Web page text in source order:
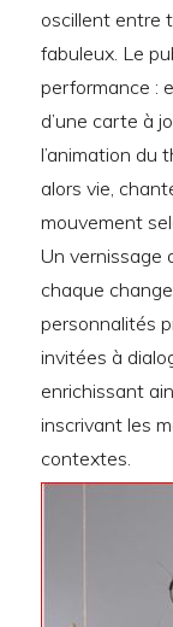
oscillent entre
fabuleux. Le
performance :
d’une carte à
l’animation du
alors vie,
mouvement
Un vernissage
chaque
personnalités
invitées à
enrichissant
inscrivant les
contextes.